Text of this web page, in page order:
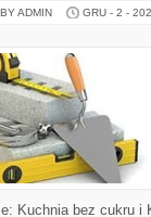
ADMIN GRU - 2 -
Kuchnia bez cukru i